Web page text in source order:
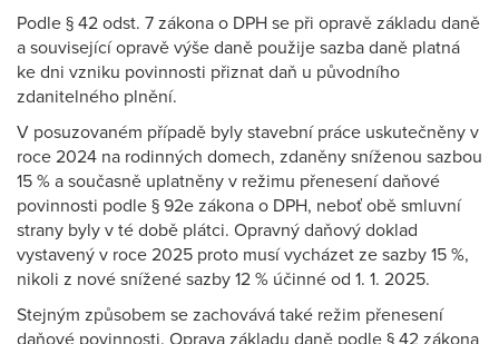
Podle § 42 odst. 7 zákona o DPH se při opravě základu daně
a související opravě výše daně použije sazba daně platná
ke dni vzniku povinnosti přiznat daň u původního
zdanitelného plnění.
V posuzovaném případě byly stavební práce uskutečněny v
roce 2024 na rodinných domech, zdaněny sníženou sazbou
15 % a současně uplatněny v režimu přenesení daňové
povinnosti podle § 92e zákona o DPH, neboť obě smluvní
strany byly v té době plátci. Opravný daňový doklad
vystavený v roce 2025 proto musí vycházet ze sazby 15 %,
nikoli z nové snížené sazby 12 % účinné od 1. 1. 2025.
Stejným způsobem se zachovává také režim přenesení
daňové povinnosti. Oprava základu daně podle § 42 zákona